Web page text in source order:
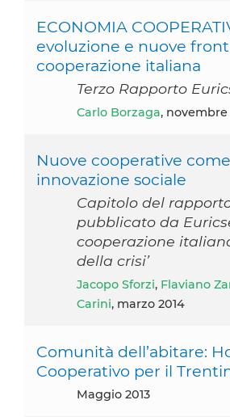
ECONOMIA
evoluzione e nuove
cooperazione italiana
Terzo Rapporto
Carlo Borzaga, novembre
Nuove cooperative
innovazione sociale
Capitolo del
pubblicato da
cooperazione
della crisi’
Jacopo Sforzi, Flaviano
Carini, marzo 2014
Comunità dell’abitare:
Cooperativo per il
maggio 2013